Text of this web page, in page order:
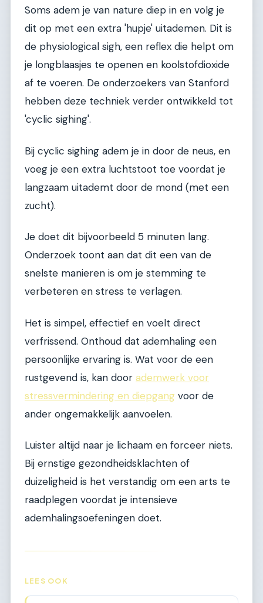
Soms adem je van nature diep in en volg je
dit op met een extra 'hupje' uitademen. Dit is
de physiological sigh, een reflex die helpt om
je longblaasjes te openen en koolstofdioxide
af te voeren. De onderzoekers van Stanford
hebben deze techniek verder ontwikkeld tot
'cyclic sighing'.
Bij cyclic sighing adem je in door de neus, en
voeg je een extra luchtstoot toe voordat je
langzaam uitademt door de mond (met een
zucht).
Je doet dit bijvoorbeeld 5 minuten lang.
Onderzoek toont aan dat dit een van de
snelste manieren is om je stemming te
verbeteren en stress te verlagen.
Het is simpel, effectief en voelt direct
verfrissend. Onthoud dat ademhaling een
persoonlijke ervaring is. Wat voor de een
rustgevend is, kan door ademwerk voor
stressvermindering en diepgang voor de
ander ongemakkelijk aanvoelen.
Luister altijd naar je lichaam en forceer niets.
Bij ernstige gezondheidsklachten of
duizeligheid is het verstandig om een arts te
raadplegen voordat je intensieve
ademhalingsoefeningen doet.
LEES OOK